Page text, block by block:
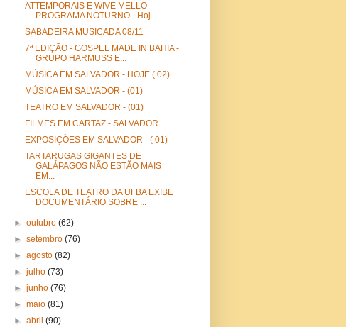
ATTEMPORAIS E WIVE MELLO -
PROGRAMA NOTURNO - Hoj...
SABADEIRA MUSICADA 08/11
7ª EDIÇÃO - GOSPEL MADE IN BAHIA -
GRUPO HARMUSS E...
MÚSICA EM SALVADOR - HOJE ( 02)
MÚSICA EM SALVADOR - (01)
TEATRO EM SALVADOR - (01)
FILMES EM CARTAZ - SALVADOR
EXPOSIÇÕES EM SALVADOR - ( 01)
TARTARUGAS GIGANTES DE
GALÁPAGOS NÃO ESTÃO MAIS
EM...
ESCOLA DE TEATRO DA UFBA EXIBE
DOCUMENTÁRIO SOBRE ...
►outubro(62)
►setembro(76)
►agosto(82)
►julho(73)
►junho(76)
►maio(81)
►abril(90)